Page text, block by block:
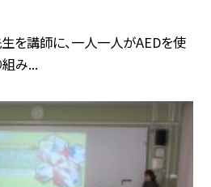
を講師に、一人一人がAEDを使
み...